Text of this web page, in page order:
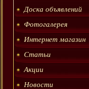
Доска объявлений
Фотогалерея
Интернет магазин
Статьи
Акции
Новости